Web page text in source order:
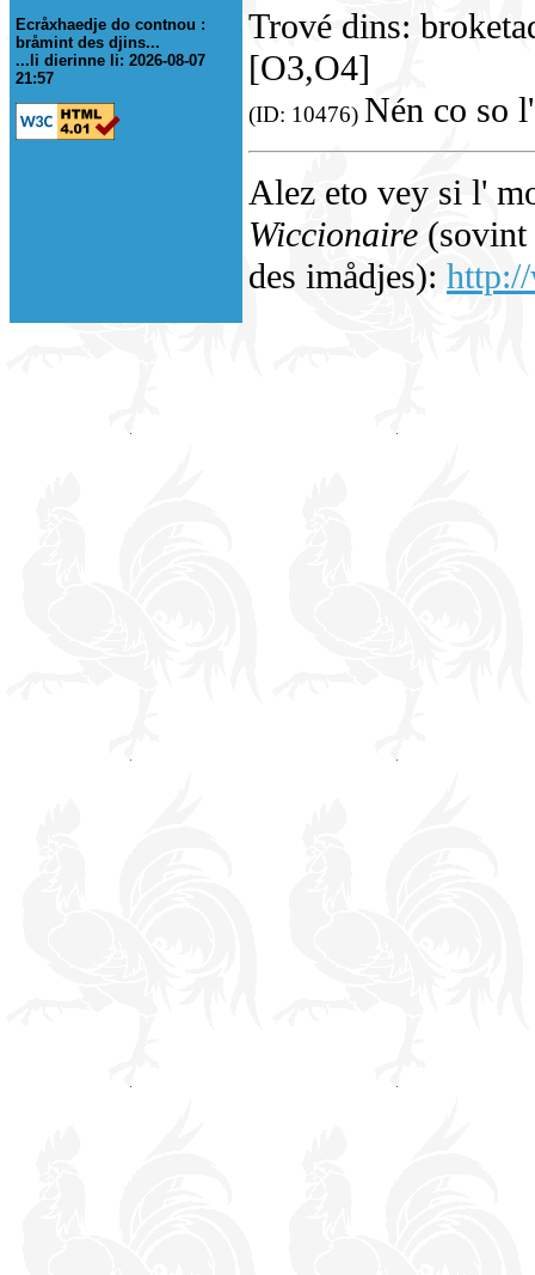
Ecråxhaedje do contnou :
bråmint des djins...
...li dierinne li: 2026-08-07
21:57
Trové dins:
[O3,O4]
(ID: 10476) Nén co so
Alez eto vey si l'
Wiccionaire (sovint
des imådjes):